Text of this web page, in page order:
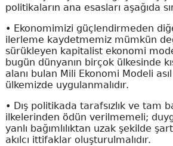
politikaların ana esasları aşağıda
• Ekonomimizi güçlendirmeden
ilerleme kaydetmemiz mümkün
sürükleyen kapitalist ekonomi
bugün dünyanın birçok ülkesinde
alanı bulan Mili Ekonomi Modeli
ülkemizde uygulanmalıdır.
• Dış politikada tarafsızlık ve tam
ilkelerinden ödün verilmemeli;
yanlı bağımlılıktan uzak şekilde
akılcı ittifaklar oluşturulmalıdır.